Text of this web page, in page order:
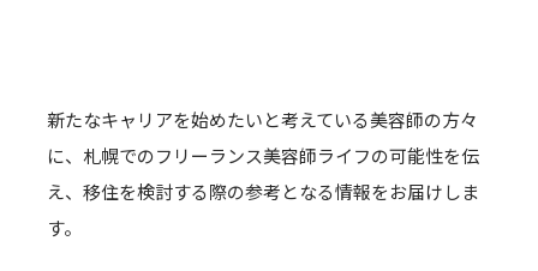
新たなキャリアを始めたいと考えている美容師の方々
に、札幌でのフリーランス美容師ライフの可能性を伝
え、移住を検討する際の参考となる情報をお届けしま
す。